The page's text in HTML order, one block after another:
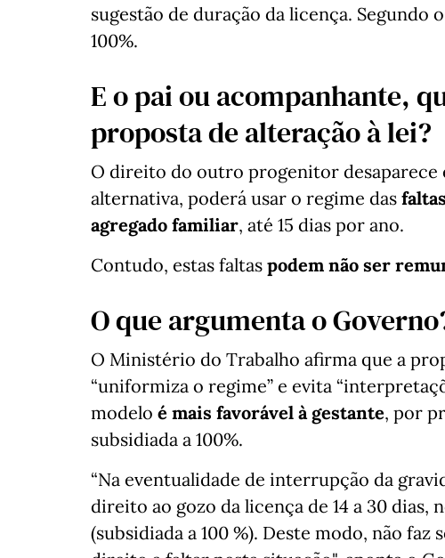
sugestão de duração da licença. Segundo
100%.
E o pai ou acompanhante,
proposta de alteração à lei?
O direito do outro progenitor desaparece
alternativa, poderá usar o regime das
agregado familiar, até 15 dias por ano.
Contudo, estas faltas podem não ser
O que argumenta o
O Ministério do Trabalho afirma que a
“uniformiza o regime” e evita
modelo é mais favorável à gestante, por
subsidiada a 100%.
“Na eventualidade de interrupção da
direito ao gozo da licença de 14 a 30 dias,
(subsidiada a 100 %). Deste modo, não